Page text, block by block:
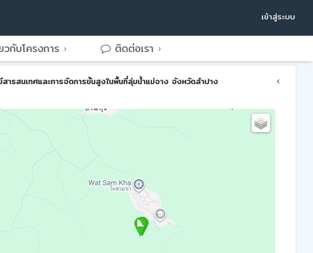
เข้าสู่ระบบ
วกับโครงการ ติดต่อเรา
รสนเทศและการจัดการขั้นสูงในพื้นที่ลุ่มน้ำแม่จาง จังหวัดลำปาง